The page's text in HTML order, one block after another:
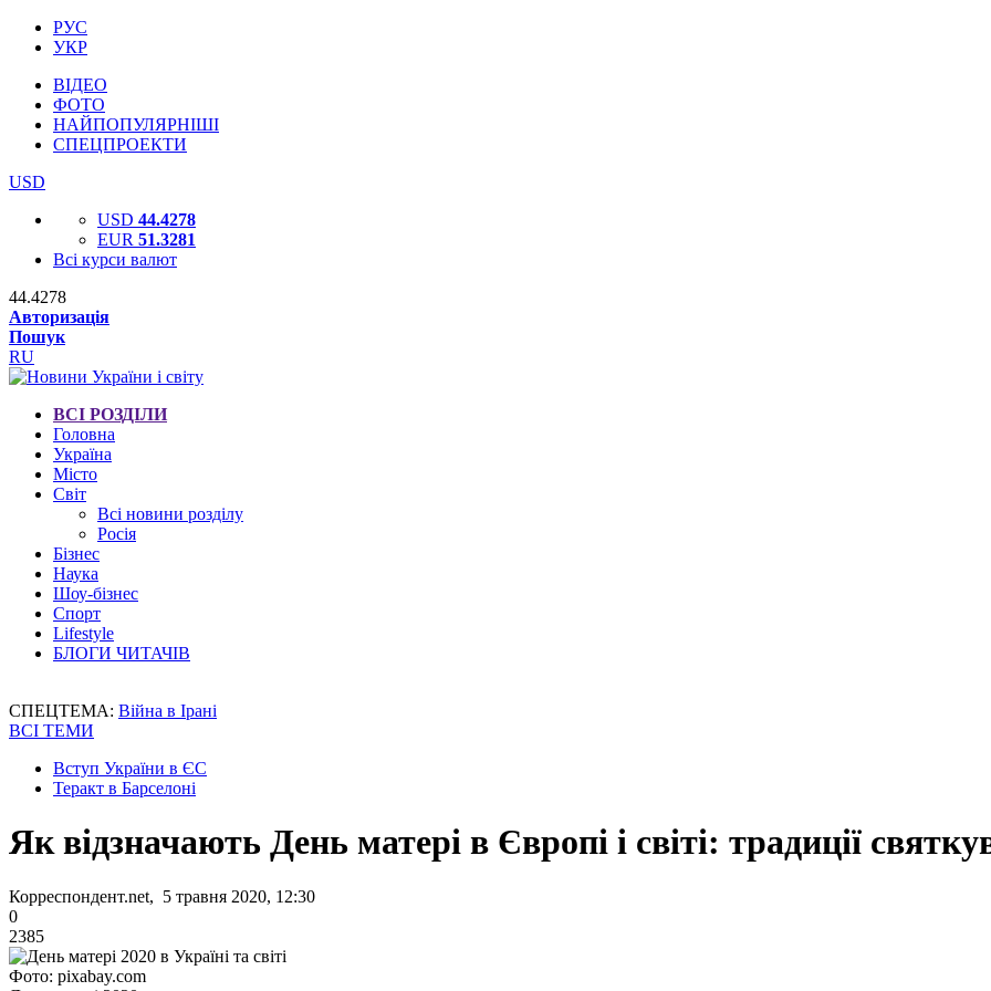
РУС
УКР
ВІДЕО
ФОТО
НАЙПОПУЛЯРНІШІ
СПЕЦПРОЕКТИ
USD
USD 44.4278
EUR 51.3281
Всі курси валют
44.4278
Авторизація
Пошук
RU
ВСІ РОЗДІЛИ
Головна
Україна
Місто
Світ
Всі новини розділу
Росія
Бізнес
Наука
Шоу-бізнес
Спорт
Lifestyle
БЛОГИ ЧИТАЧІВ
СПЕЦТЕМА: Війна в Ірані
ВСІ ТЕМИ
Вступ України в ЄС
Теракт в Барселоні
Як відзначають День матері в Європі і світі: традиції
Корреспондент.net, 5 травня 2020, 12:30
0
2385
Фото: pixabay.com